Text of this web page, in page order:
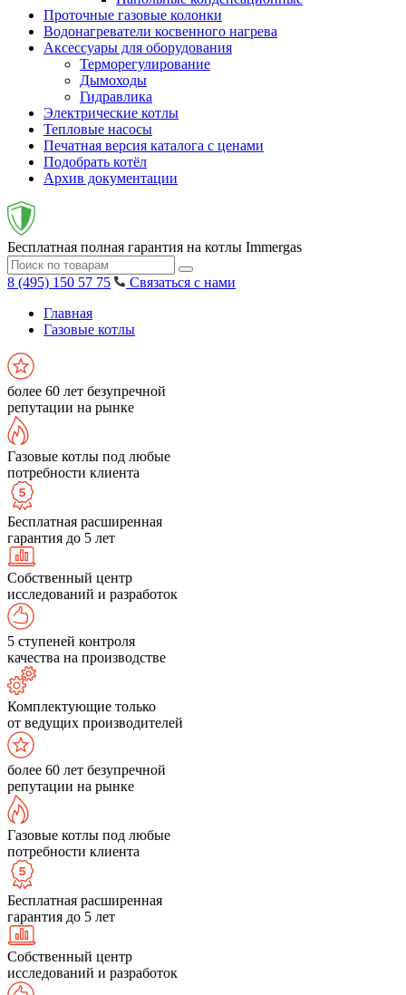
Проточные газовые колонки
Водонагреватели косвенного нагрева
Аксессуары для оборудования
Терморегулирование
Дымоходы
Гидравлика
Электрические котлы
Тепловые насосы
Печатная версия каталога с ценами
Подобрать котёл
Архив документации
Бесплатная полная гарантия на котлы Immergas
8 (495) 150 57 75
Связаться с нами
Главная
Газовые котлы
более 60 лет безупречной
репутации на рынке
Газовые котлы под любые
потребности клиента
Бесплатная расширенная
гарантия до 5 лет
Собственный центр
исследований и разработок
5 ступеней контроля
качества на производстве
Комплектующие только
от ведущих производителей
более 60 лет безупречной
репутации на рынке
Газовые котлы под любые
потребности клиента
Бесплатная расширенная
гарантия до 5 лет
Собственный центр
исследований и разработок